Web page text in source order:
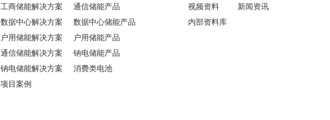
工商储能解决方案
数据中心解决方案
户用储能解决方案
通信储能解决方案
钠电储能解决方案
项目案例
通信储能产品
数据中心储能产品
户用储能产品
钠电储能产品
消费类电池
视频资料
内部资料库
新闻资讯